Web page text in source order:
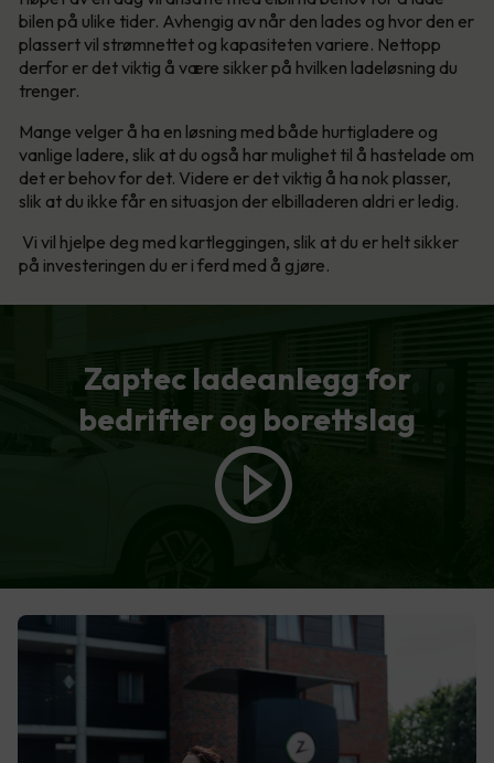
bilen på ulike tider. Avhengig av når den lades og hvor den er
plassert vil strømnettet og kapasiteten variere. Nettopp
derfor er det viktig å være sikker på hvilken ladeløsning du
trenger.
Mange velger å ha en løsning med både hurtigladere og
vanlige ladere, slik at du også har mulighet til å hastelade om
det er behov for det. Videre er det viktig å ha nok plasser,
slik at du ikke får en situasjon der elbilladeren aldri er ledig.
Vi vil hjelpe deg med kartleggingen, slik at du er helt sikker
på investeringen du er i ferd med å gjøre.
Zaptec ladeanlegg for
bedrifter og borettslag